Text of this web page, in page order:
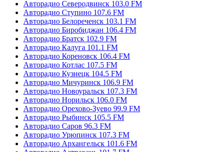
Авторадио Северодвинск 103.0 FM
Авторадио Ступино 107.6 FM
Авторадио Белореченск 103.1 FM
Авторадио Биробиджан 106.4 FM
Авторадио Братск 102.9 FM
Авторадио Калуга 101.1 FM
Авторадио Кореновск 106.4 FM
Авторадио Котлас 107.5 FM
Авторадио Кузнецк 104.5 FM
Авторадио Мичуринск 106.9 FM
Авторадио Новоуральск 107.3 FM
Авторадио Норильск 106.0 FM
Авторадио Орехово-Зуево 99.9 FM
Авторадио Рыбинск 105.5 FM
Авторадио Саров 96.3 FM
Авторадио Урюпинск 107.3 FM
Авторадио Архангельск 101.6 FM